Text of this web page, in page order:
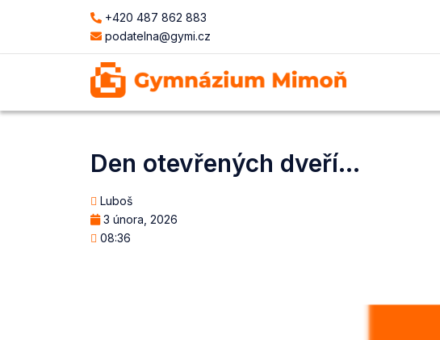
+420 487 862 883
podatelna@gymi.cz
Den otevřených dveří…
Luboš
3 února, 2026
08:36